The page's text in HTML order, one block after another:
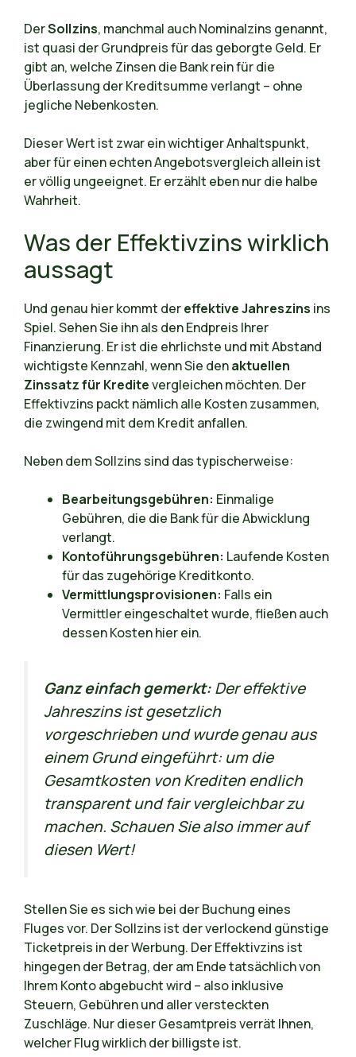
DerSollzins, manchmal auch Nominalzins genannt,
ist quasi der Grundpreis für das geborgte Geld. Er
gibt an, welche Zinsen die Bank rein für die
Überlassung der Kreditsumme verlangt – ohne
jegliche Nebenkosten.
Dieser Wert ist zwar ein wichtiger Anhaltspunkt,
aber für einen echten Angebotsvergleich allein ist
er völlig ungeeignet. Er erzählt eben nur die halbe
Wahrheit.
Was der Effektivzins wirklich
aussagt
Und genau hier kommt dereffektive Jahreszins ins
Spiel. Sehen Sie ihn als den Endpreis Ihrer
Finanzierung. Er ist die ehrlichste und mit Abstand
wichtigste Kennzahl, wenn Sie denaktuellen
Zinssatz für Kreditevergleichen möchten. Der
Effektivzins packt nämlich alle Kosten zusammen,
die zwingend mit dem Kredit anfallen.
Neben dem Sollzins sind das typischerweise:
Bearbeitungsgebühren: Einmalige
Gebühren, die die Bank für die Abwicklung
verlangt.
Kontoführungsgebühren: Laufende Kosten
für das zugehörige Kreditkonto.
Vermittlungsprovisionen: Falls ein
Vermittler eingeschaltet wurde, fließen auch
dessen Kosten hier ein.
Ganz einfach gemerkt:Der effektive
Jahreszins ist gesetzlich
vorgeschrieben und wurde genau aus
einem Grund eingeführt: um die
Gesamtkosten von Krediten endlich
transparent und fair vergleichbar zu
machen. Schauen Sie also immer auf
diesen Wert!
Stellen Sie es sich wie bei der Buchung eines
Fluges vor. Der Sollzins ist der verlockend günstige
Ticketpreis in der Werbung. Der Effektivzins ist
hingegen der Betrag, der am Ende tatsächlich von
Ihrem Konto abgebucht wird – also inklusive
Steuern, Gebühren und aller versteckten
Zuschläge. Nur dieser Gesamtpreis verrät Ihnen,
welcher Flug wirklich der billigste ist.